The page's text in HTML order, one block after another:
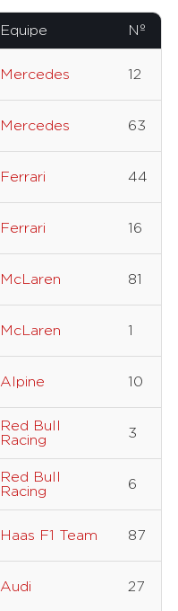
Equipe Nº
Mercedes 12
Mercedes 63
Ferrari 44
Ferrari 16
McLaren 81
McLaren 1
Alpine 10
Red Bull
Racing
3
Red Bull
Racing
6
Haas F1 Team 87
Audi 27